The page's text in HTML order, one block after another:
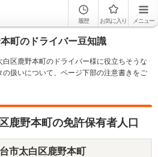
履歴 お気に入り メニュー
町のドライバー豆知識
区鹿野本町のドライバー様に役立ちそうな
扱いについて、ページ下部の注意書きをご
鹿野本町の免許保有者人口
市太白区鹿野本町